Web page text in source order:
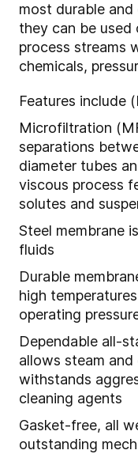
most durable and
they can be
process streams
chemicals,
Features include
Microfiltration
separations
diameter tubes
viscous process
solutes and
Steel membrane
fluids
Durable
high
operating
Dependable all-
allows steam
withstands
cleaning agents
Gasket-free, all
outstanding